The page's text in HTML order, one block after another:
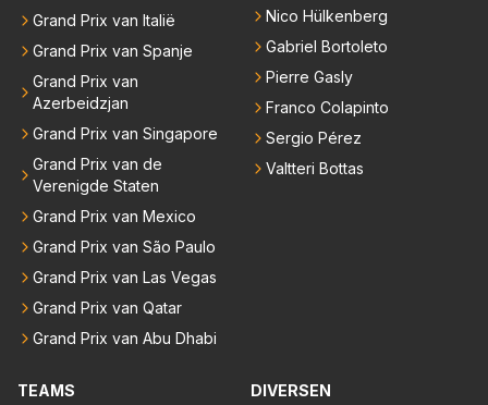
Grand Prix van Italië
Grand Prix van Spanje
Grand Prix van
Azerbeidzjan
Grand Prix van Singapore
Grand Prix van de
Verenigde Staten
Grand Prix van Mexico
Grand Prix van São Paulo
Grand Prix van Las Vegas
Grand Prix van Qatar
Grand Prix van Abu Dhabi
Nico Hülkenberg
Gabriel Bortoleto
Pierre Gasly
Franco Colapinto
Sergio Pérez
Valtteri Bottas
TEAMS
DIVERSEN